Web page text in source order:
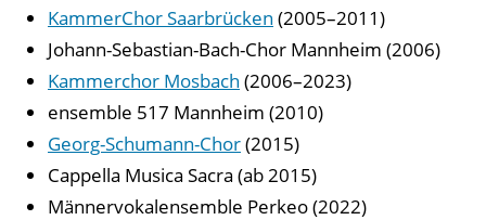
KammerChor Saarbrücken (2005–2011)
Johann-Sebastian-Bach-Chor Mannheim (2006)
Kammerchor Mosbach (2006–2023)
ensemble 517 Mannheim (2010)
Georg-Schumann-Chor(2015)
Cappella Musica Sacra (ab 2015)
Männervokalensemble Perkeo (2022)